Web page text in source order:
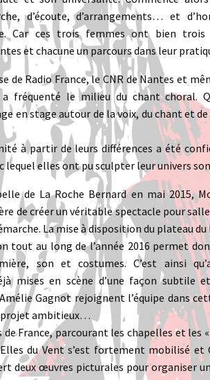
d’écoute, d’arrangements… et
Car ces trois femmes ont bien trois
et chacune un parcours dans leur
de Radio France, le CNR de Nantes et
a fréquenté le milieu du chant choral.
en stage autour de la voix, du chant et
à partir de leurs différences a été
lequel elles ont pu sculpter leur univers
de La Roche Bernard en mai 2015,
de créer un véritable spectacle pour
La mise à disposition du plateau du
tout au long de l’année 2016 permet
son et costumes. C’est ainsi
mises en scène d’une façon subtile
Gagnot rejoignent l’équipe dans
projet ambitieux…
France, parcourant les chapelles et les
du Vent s’est fortement mobilisé et
deux œuvres picturales pour organiser